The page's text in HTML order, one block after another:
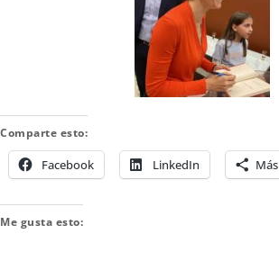
Comparte esto:
Facebook LinkedIn Más
Me gusta esto: